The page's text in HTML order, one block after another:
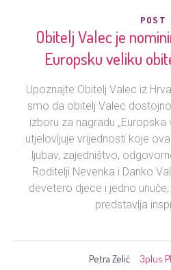
POST
Obitelj Valec je
Europsku veliku
Upoznajte Obitelj Valec iz
smo da obitelj Valec
izboru za nagradu „Europska
utjelovljuje vrijednosti koje
ljubav, zajedništvo,
Roditelji Nevenka i Danko
devetero djece i jedno
predstavlja
Petra Zelić 3plus